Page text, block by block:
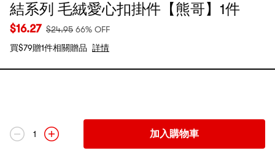
結系列 毛絨愛心扣掛件【熊哥】1件
$16.27 $24.95 66% OFF
買$79贈1件相關贈品 詳情
1 加入購物車